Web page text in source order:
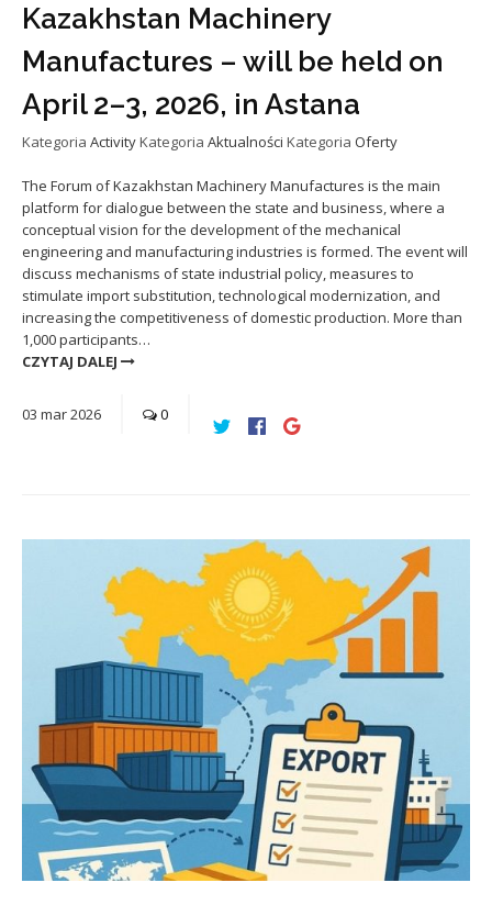
Kazakhstan Machinery
Manufactures – will be held on
April 2–3, 2026, in Astana
Kategoria ActivityKategoria Aktualności Kategoria Oferty
The Forum of Kazakhstan Machinery Manufactures is the main
platform for dialogue between the state and business, where a
conceptual vision for the development of the mechanical
engineering and manufacturing industries is formed. The event will
discuss mechanisms of state industrial policy, measures to
stimulate import substitution, technological modernization, and
increasing the competitiveness of domestic production. More than
1,000 participants…
CZYTAJ DALEJ
03 mar2026 0